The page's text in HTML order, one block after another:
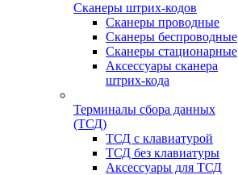
Сканеры штрих-кодов
Сканеры проводные
Сканеры беспроводные
Сканеры стационарные
Аксессуары сканера
штрих-кода
Терминалы сбора данных
(ТСД)
ТСД с клавиатурой
ТСД без клавиатуры
Аксессуары для ТСД